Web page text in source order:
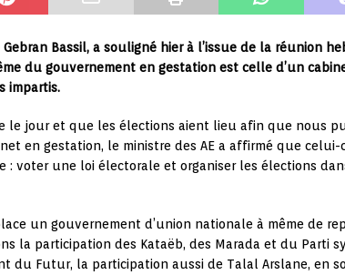
Bassil, a souligné hier à l’issue de la réunion
du gouvernement en gestation est celle d’un
impartis.
le jour et que les élections aient lieu afin que nous
en gestation, le ministre des AE a affirmé que
: voter une loi électorale et organiser les élections
un gouvernement d’union nationale à même de
la participation des Kataëb, des Marada et du Parti
du Futur, la participation aussi de Talal Arslane, en